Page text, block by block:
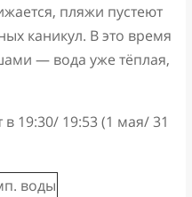
пляжи пустеют
каникул. В это время
— вода уже тёплая,
в 19:30/ 19:53 (1 мая/ 31
воды